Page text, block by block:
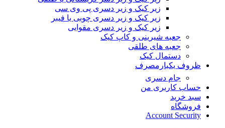
زیر کیک و زیر دسری پی وی سی
زیر کیک و زیر دسری چوبی یا فیبر
زیر کیک و زیر دسری مقوایی
جعبه شیرینی و کاپ کیک
جعبه های طلقی
دستمال کیک
ظروف یکبارمصرف
جام دسری
حساب کاربری من
سبد خرید
فروشگاه
Account Security